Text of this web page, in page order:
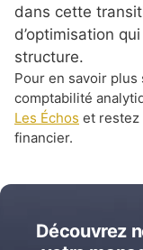
dans cette
d’optimisation
structure.
Pour en savoir
comptabilité
Les Échos et restez
financier.
Découvrez